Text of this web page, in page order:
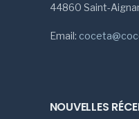
44860 Saint-
Email:
NOUVELLES